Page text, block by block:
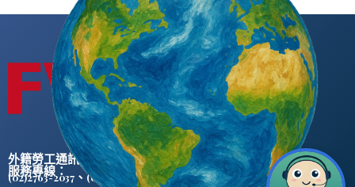
外籍勞工通訊社版權所有 ©
服務專線：
(02)2763-2037 、(02)2765-0906